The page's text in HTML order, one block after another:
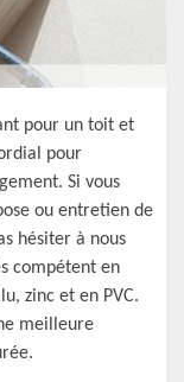
pour un toit et
pour
Si vous
ou entretien de
hésiter à nous
compétent en
zinc et en PVC.
meilleure